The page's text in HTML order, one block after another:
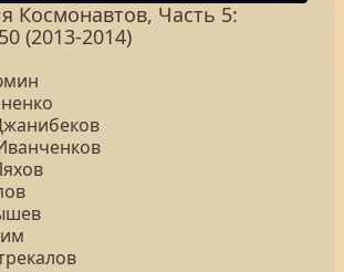
Космонавтов, Часть 5:
(2013-2014)